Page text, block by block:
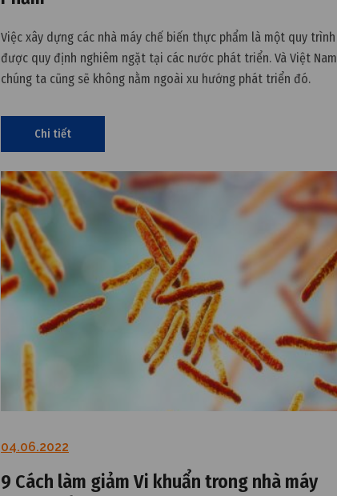
Việc xây dựng các nhà máy chế biến thực phẩm là một quy trình
được quy định nghiêm ngặt tại các nước phát triển. Và Việt Nam
chúng ta cũng sẽ không nằm ngoài xu hướng phát triển đó.
Chi tiết
04.06.2022
9 Cách làm giảm Vi khuẩn trong nhà máy